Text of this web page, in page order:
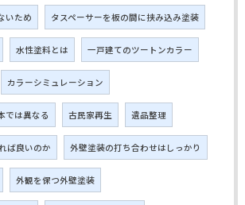
いため タスペーサーを板の間に挟み込み塗装
水性塗料とは 一戸建てのツートンカラー
カラーシミュレーション
では異なる 古民家再生 遺品整理
ば良いのか 外壁塗装の打ち合わせはしっかり
外観を保つ外壁塗装